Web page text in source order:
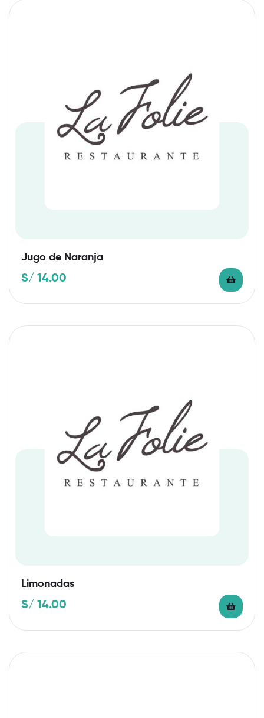
Jugo de Naranja
S/ 14.00
Limonadas
S/ 14.00